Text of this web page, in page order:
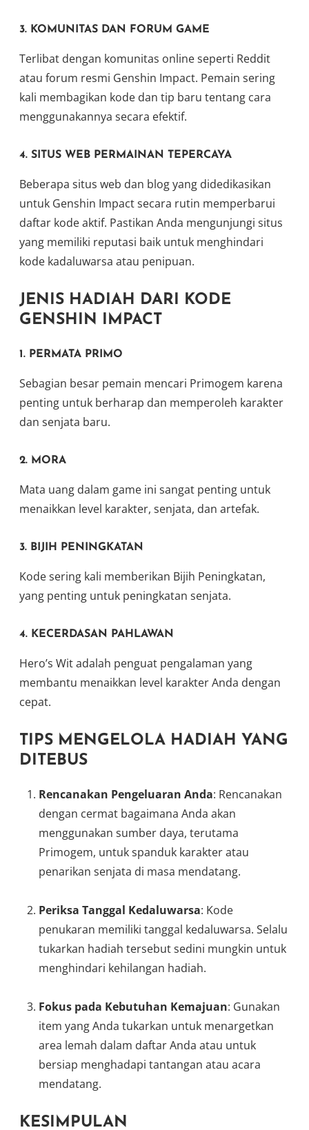
3. KOMUNITAS DAN FORUM GAME
Terlibat dengan komunitas online seperti Reddit
atau forum resmi Genshin Impact. Pemain sering
kali membagikan kode dan tip baru tentang cara
menggunakannya secara efektif.
4. SITUS WEB PERMAINAN TEPERCAYA
Beberapa situs web dan blog yang didedikasikan
untuk Genshin Impact secara rutin memperbarui
daftar kode aktif. Pastikan Anda mengunjungi situs
yang memiliki reputasi baik untuk menghindari
kode kadaluwarsa atau penipuan.
JENIS HADIAH DARI KODE
GENSHIN IMPACT
1. PERMATA PRIMO
Sebagian besar pemain mencari Primogem karena
penting untuk berharap dan memperoleh karakter
dan senjata baru.
2. MORA
Mata uang dalam game ini sangat penting untuk
menaikkan level karakter, senjata, dan artefak.
3. BIJIH PENINGKATAN
Kode sering kali memberikan Bijih Peningkatan,
yang penting untuk peningkatan senjata.
4. KECERDASAN PAHLAWAN
Hero’s Wit adalah penguat pengalaman yang
membantu menaikkan level karakter Anda dengan
cepat.
TIPS MENGELOLA HADIAH YANG
DITEBUS
Rencanakan Pengeluaran Anda: Rencanakan
dengan cermat bagaimana Anda akan
menggunakan sumber daya, terutama
Primogem, untuk spanduk karakter atau
penarikan senjata di masa mendatang.
Periksa Tanggal Kedaluwarsa: Kode
penukaran memiliki tanggal kedaluwarsa. Selalu
tukarkan hadiah tersebut sedini mungkin untuk
menghindari kehilangan hadiah.
Fokus pada Kebutuhan Kemajuan: Gunakan
item yang Anda tukarkan untuk menargetkan
area lemah dalam daftar Anda atau untuk
bersiap menghadapi tantangan atau acara
mendatang.
KESIMPULAN